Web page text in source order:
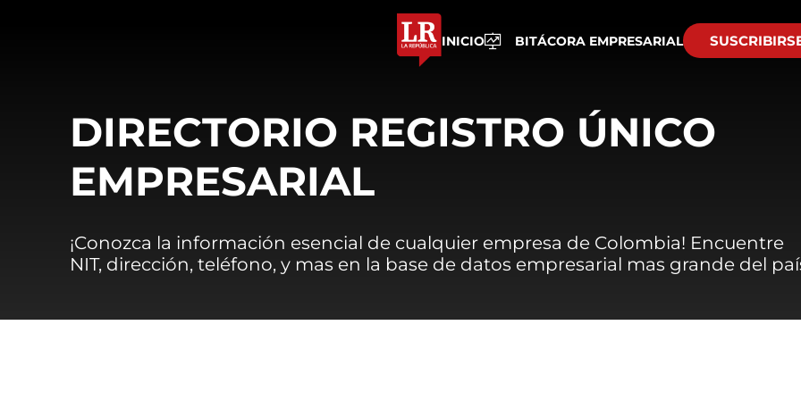
INICIO BITÁCORA EMPRESARIAL
DIRECTORIO REGISTRO ÚNICO
EMPRESARIAL
¡Conozca la información esencial de cualquier empresa de Colombia! Encuentre
NIT, dirección, teléfono, y mas en la base de datos empresarial mas grande del